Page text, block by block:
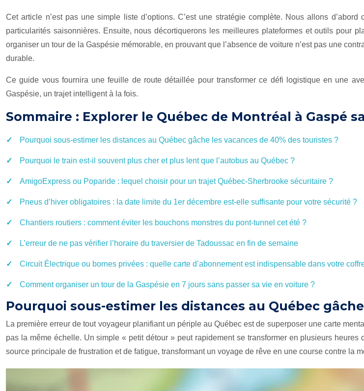
Cet article n’est pas une simple liste d’options. C’est une stratégie complète. Nous allons
particularités saisonnières. Ensuite, nous décortiquerons les meilleures plateformes et outils pour
organiser un tour de la Gaspésie mémorable, en prouvant que l’absence de voiture n’est pas une
durable.
Ce guide vous fournira une feuille de route détaillée pour transformer ce défi logistique en une
Gaspésie, un trajet intelligent à la fois.
Sommaire : Explorer le Québec de Montréal à Gaspé
Pourquoi sous-estimer les distances au Québec gâche les vacances de 40% des touristes ?
Pourquoi le train est-il souvent plus cher et plus lent que l’autobus au Québec ?
AmigoExpress ou Poparide : lequel choisir pour un trajet Québec-Sherbrooke sécuritaire ?
Pneus d’hiver obligatoires : la date limite du 1er décembre est-elle suffisante pour votre sécurité ?
Chantiers routiers : comment éviter les bouchons monstres du pont-tunnel cet été ?
L’erreur de ne pas vérifier l’horaire du traversier de Tadoussac en fin de semaine
Circuit Électrique ou bornes privées : quelle carte d’abonnement est indispensable dans votre
Comment organiser un tour de la Gaspésie en 7 jours sans passer sa vie en voiture ?
Pourquoi sous-estimer les distances au Québec
La première erreur de tout voyageur planifiant un périple au Québec est de superposer une carte
pas la même échelle. Un simple « petit détour » peut rapidement se transformer en plusieurs
source principale de frustration et de fatigue, transformant un voyage de rêve en une course contre la